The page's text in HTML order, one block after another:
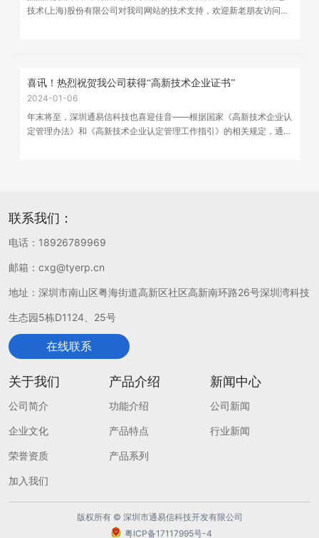
技术(上海)股份有限公司对我司网站的技术支持，欢迎新老朋友访问浏
喜讯！热烈祝贺我公司获得“高新技术企业证书”
2024-01-06
年末将至，深圳通易信科技也喜迎佳音——根据国家《高新技术企业认
定管理办法》和《高新技术企业认定管理工作指引》的相关规定，通易
联系我们：
电话： 18926789969
邮箱： cxg@tyerp.cn
地址：深圳市南山区粤海街道高新区社区高新南环路26号深圳湾科技
生态园5栋D1124、25号
在线联系
关于我们 产品介绍 新闻中心
公司简介
企业文化
荣誉资质
加入我们
功能介绍
产品特点
产品系列
公司新闻
行业新闻
版权所有 © 深圳市通易信科技开发有限公司
粤ICP备17117995号-4